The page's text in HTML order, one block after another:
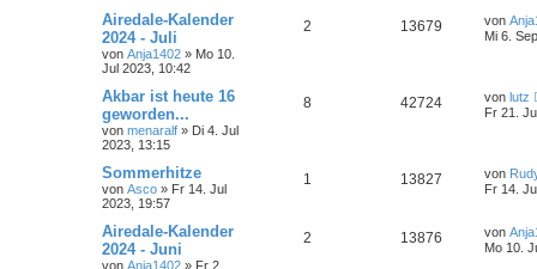
Airedale-Kalender
2024 - Juli
von Anja1402 » Mo 10.
Jul 2023, 10:42
2 13679 von
Mi 6.
Akbar ist heute 16
geworden...
von menaralf » Di 4. Jul
2023, 13:15
8 42724 von lutz
Fr 21.
Sommerhitze
von Asco » Fr 14. Jul
2023, 19:57
1 13827 von
Fr 14.
Airedale-Kalender
2024 - Juni
von Anja1402 » Fr 2.
2 13876 von
Mo 10.